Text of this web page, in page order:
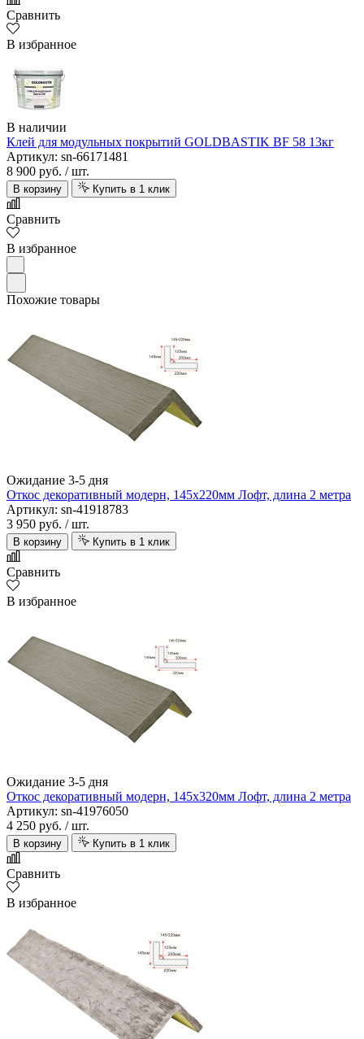
Сравнить
В избранное
В наличии
Клей для модульных покрытий GOLDBASTIK BF 58 13кг
Артикул: sn-66171481
8 900 руб. / шт.
В корзину Купить в 1 клик
Сравнить
В избранное
Похожие товары
Ожидание 3-5 дня
Откос декоративный модерн, 145х220мм Лофт, длина 2 метра
Артикул: sn-41918783
3 950 руб. / шт.
В корзину Купить в 1 клик
Сравнить
В избранное
Ожидание 3-5 дня
Откос декоративный модерн, 145х320мм Лофт, длина 2 метра
Артикул: sn-41976050
4 250 руб. / шт.
В корзину Купить в 1 клик
Сравнить
В избранное